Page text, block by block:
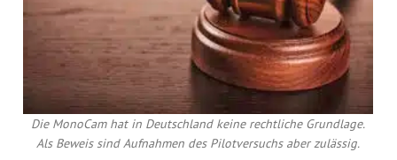
Die MonoCam hat in Deutschland keine rechtliche Grundlage.
Als Beweis sind Aufnahmen des Pilotversuchs aber zulässig.